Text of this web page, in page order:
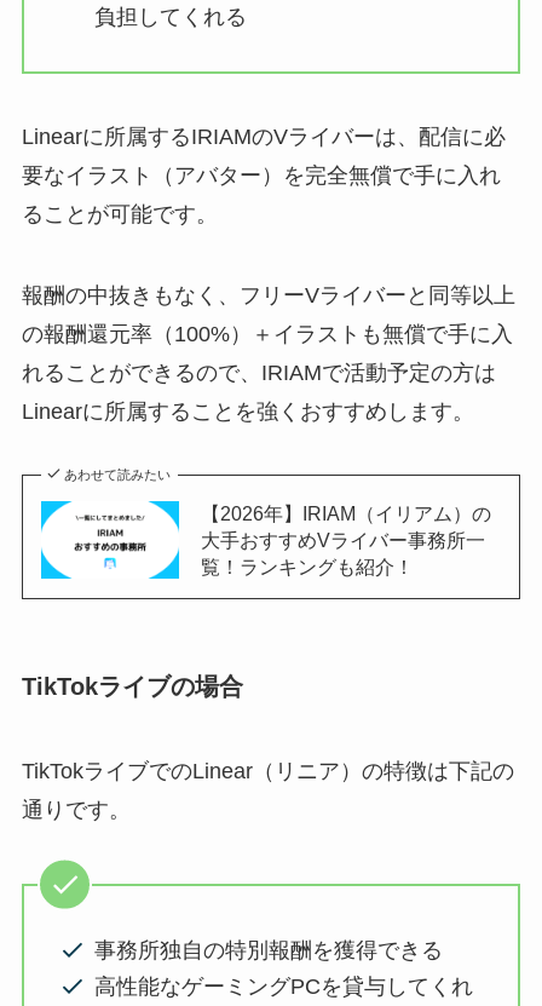
負担してくれる
Linearに所属するIRIAMのVライバーは、配信に必
要なイラスト（アバター）を完全無償で手に入れ
ることが可能です。
報酬の中抜きもなく、フリーVライバーと同等以上
の報酬還元率（100%）＋イラストも無償で手に入
れることができるので、IRIAMで活動予定の方は
Linearに所属することを強くおすすめします。
あわせて読みたい
【2026年】IRIAM（イリアム）の
大手おすすめVライバー事務所一
覧！ランキングも紹介！
TikTokライブの場合
TikTokライブでのLinear（リニア）の特徴は下記の
通りです。
事務所独自の特別報酬を獲得できる
高性能なゲーミングPCを貸与してくれ